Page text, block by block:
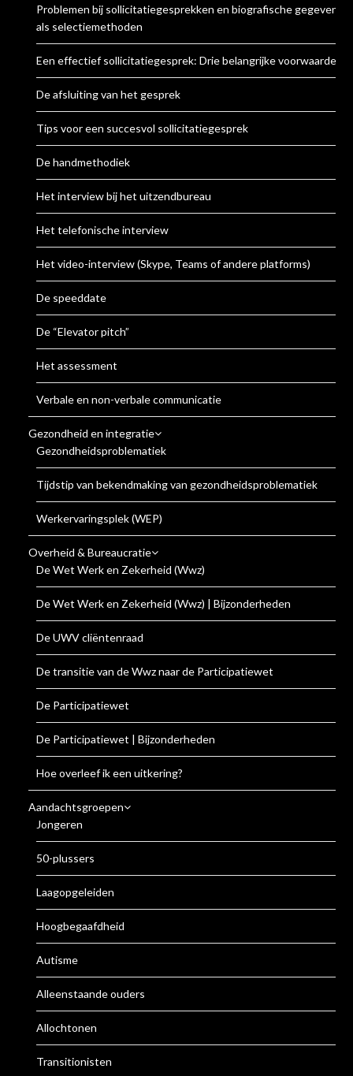
Problemen bij sollicitatiegesprekken en biografische gegevens
als selectiemethoden
Een effectief sollicitatiegesprek: Drie belangrijke voorwaarden
De afsluiting van het gesprek
Tips voor een succesvol sollicitatiegesprek
De handmethodiek
Het interview bij het uitzendbureau
Het telefonische interview
Het video-interview (Skype, Teams of andere platforms)
De speeddate
De “Elevator pitch”
Het assessment
Verbale en non-verbale communicatie
Gezondheid en integratie
Gezondheidsproblematiek
Tijdstip van bekendmaking van gezondheidsproblematiek
Werkervaringsplek (WEP)
Overheid & Bureaucratie
De Wet Werk en Zekerheid (Wwz)
De Wet Werk en Zekerheid (Wwz) | Bijzonderheden
De UWV cliëntenraad
De transitie van de Wwz naar de Participatiewet
De Participatiewet
De Participatiewet | Bijzonderheden
Hoe overleef ik een uitkering?
Aandachtsgroepen
Jongeren
50-plussers
Laagopgeleiden
Hoogbegaafdheid
Autisme
Alleenstaande ouders
Allochtonen
Transitionisten